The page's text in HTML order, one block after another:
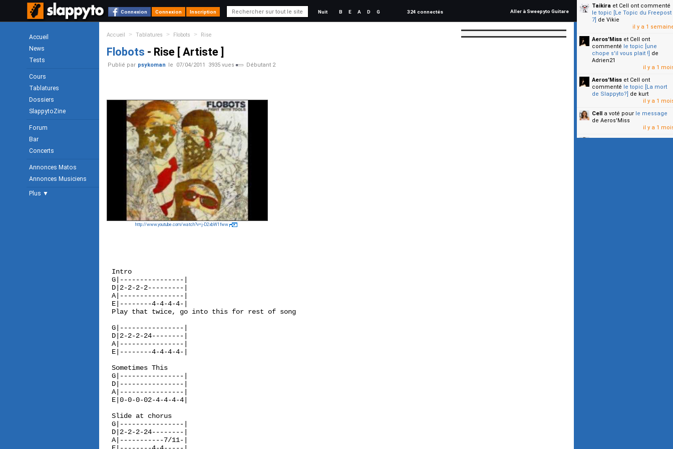
Connexion Connexion Inscription Nuit B E A D G 324 connectés Aller à Sweepyto Guitare
Accueil
News
Tests
Cours
Tablatures
Dossiers
SlappytoZine
Forum
Bar
Concerts
Annonces Matos
Annonces Musiciens
Plus ▼
Accueil > Tablatures > Flobots > Rise
Flobots - Rise [ Artiste ]
Publié par psykoman le 07/04/2011 3935 vues Débutant 2
http://www.youtube.com/watch?v=j-D2xbW1fww
Intro
G|----------------|
D|2-2-2-2---------|
A|----------------|
E|--------4-4-4-4-|
Play that twice, go into this for rest of song
G|----------------|
D|2-2-2-24--------|
A|----------------|
E|--------4-4-4-4-|
Sometimes This
G|----------------|
D|----------------|
A|----------------|
E|0-0-0-02-4-4-4-4|
Slide at chorus
G|----------------|
D|2-2-2-24--------|
A|-----------7/11-|
Taikira et Cell ont commenté
le topic [Le Topic du Freepost
7] de Vikie
il y a 1
Aeros'Miss et Cell ont
commenté le topic [une
chope s'il vous plait !] de
Adrien21
il y a 1
Aeros'Miss et Cell ont
commenté le topic [La mort
de Slappyto?] de kurt
il y a 1
Cell a voté pour le message
de Aeros'Miss
il y a 1
Cella voté pourle message